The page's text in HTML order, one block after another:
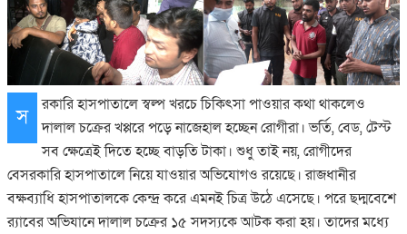
স
রকারি হাসপাতালে স্বল্প খরচে চিকিৎসা পাওয়ার কথা থাকলেও
দালাল চক্রের খপ্পরে পড়ে নাজেহাল হচ্ছেন রোগীরা। ভর্তি, বেড, টেস্ট
সব ক্ষেত্রেই দিতে হচ্ছে বাড়তি টাকা। শুধু তাই নয়, রোগীদের
বেসরকারি হাসপাতালে নিয়ে যাওয়ার অভিযোগও রয়েছে। রাজধানীর
বক্ষব্যাধি হাসপাতালকে কেন্দ্র করে এমনই চিত্র উঠে এসেছে। পরে ছদ্মবেশে
র‌্যাবের অভিযানে দালাল চক্রের ১৫ সদস্যকে আটক করা হয়। তাদের মধ্যে